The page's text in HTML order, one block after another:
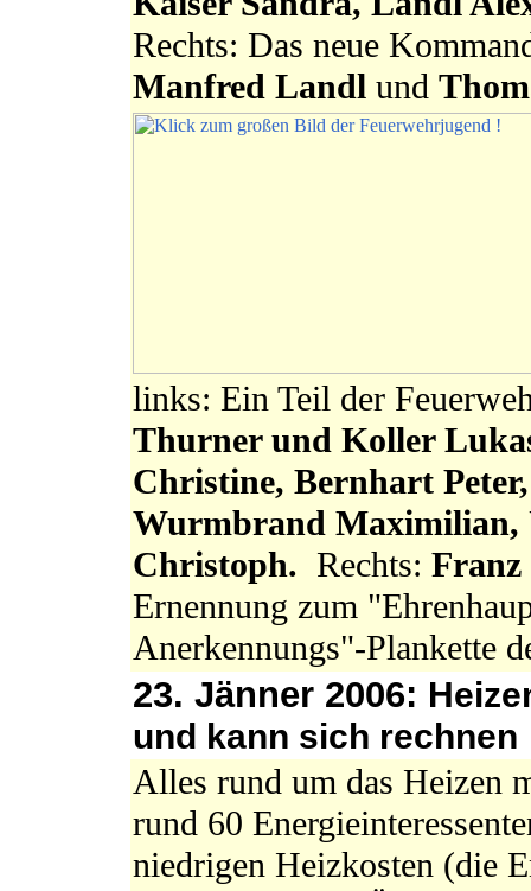
Rechts: Das neue
Manfred Landl und
links: Ein Teil der
Thurner und Koller
Christine, Bernhart
Wurmbrand
Christoph. Rechts: Franz
Ernennung zum
Anerkennungs"-Plankette
23. Jänner 2006:
und kann sich rechnen
Alles rund um das Heizen
rund 60
niedrigen Heizkosten (die